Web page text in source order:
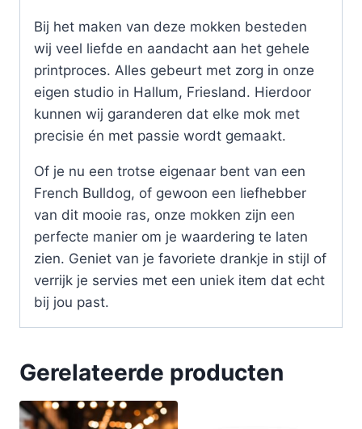
Bij het maken van deze mokken besteden
wij veel liefde en aandacht aan het gehele
printproces. Alles gebeurt met zorg in onze
eigen studio in Hallum, Friesland. Hierdoor
kunnen wij garanderen dat elke mok met
precisie én met passie wordt gemaakt.
Of je nu een trotse eigenaar bent van een
French Bulldog, of gewoon een liefhebber
van dit mooie ras, onze mokken zijn een
perfecte manier om je waardering te laten
zien. Geniet van je favoriete drankje in stijl of
verrijk je servies met een uniek item dat echt
bij jou past.
Gerelateerde producten